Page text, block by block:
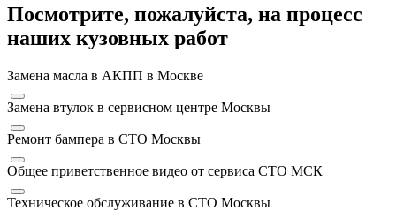
Посмотрите, пожалуйста, на процесс
наших кузовных работ
Замена масла в АКПП в Москве
Замена втулок в сервисном центре Москвы
Ремонт бампера в СТО Москвы
Общее приветственное видео от сервиса СТО МСК
Техническое обслуживание в СТО Москвы